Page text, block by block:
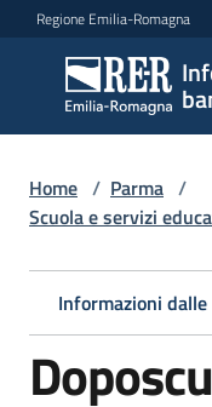
Vai al contenuto
Vai alla navigazione
Vai al footer
Regione Emilia-Romagna
Informa
famiglie
e
bambini
Argomenti
Servizi
Home / Parma /
Scuola e servizi
Informazioni